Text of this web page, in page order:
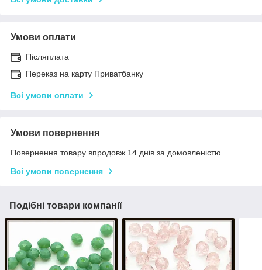
Умови оплати
Післяплата
Переказ на карту Приватбанку
Всі умови оплати
Умови повернення
Повернення товару впродовж 14 днів за домовленістю
Всі умови повернення
Подібні товари компанії